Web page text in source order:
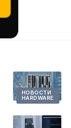
НОВОСТИ
HARDWARE